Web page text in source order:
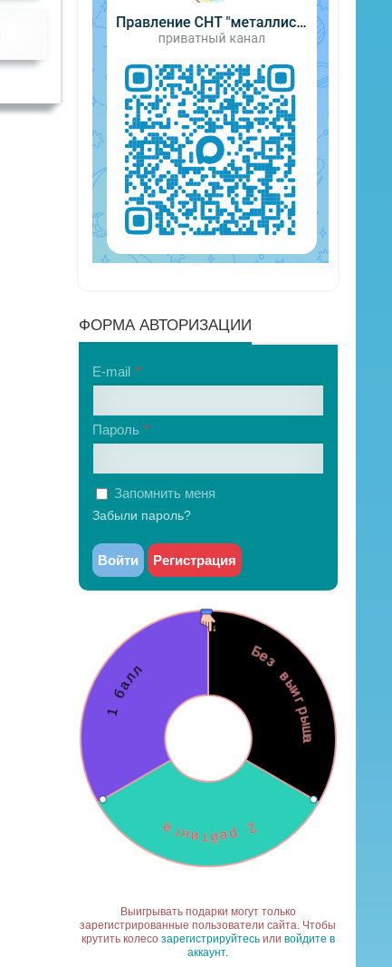
ФОРМА АВТОРИЗАЦИИ
E-mail
Пароль
Запомнить меня
Забыли пароль?
Войти Регистрация
Выигрывать подарки могут только
зарегистрированные пользователи сайта. Чтобы
крутить колесо зарегистрируйтесьили войдите в
аккаунт.